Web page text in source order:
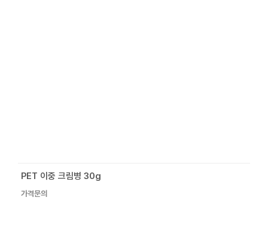
PET 이중 크림병 30g
가격문의